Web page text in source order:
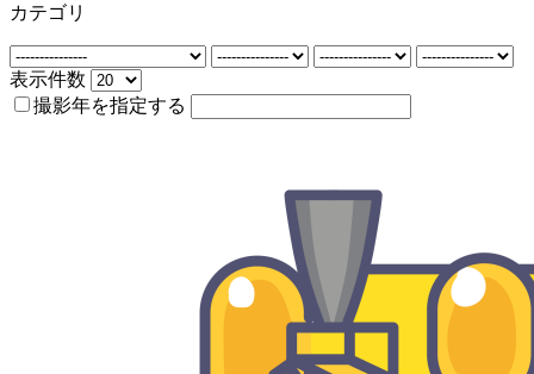
カテゴリ
表示件数
撮影年を指定する